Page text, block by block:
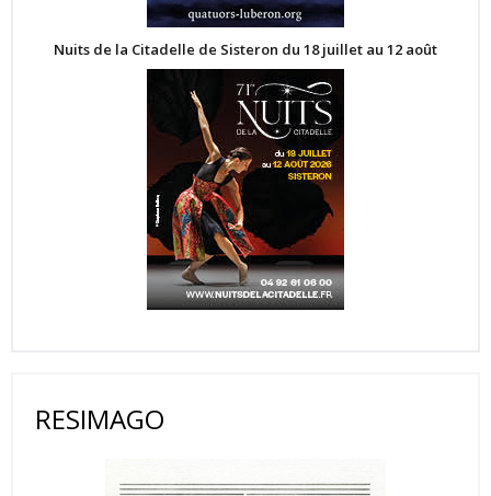
Nuits de la Citadelle de Sisteron du 18 juillet au 12 août
RESIMAGO